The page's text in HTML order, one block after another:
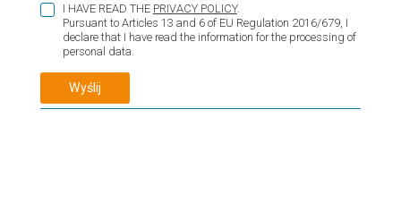
I HAVE READ THE PRIVACY POLICY.
Pursuant to Articles 13 and 6 of EU Regulation 2016/679, I
declare that I have read the information for the processing of
personal data.